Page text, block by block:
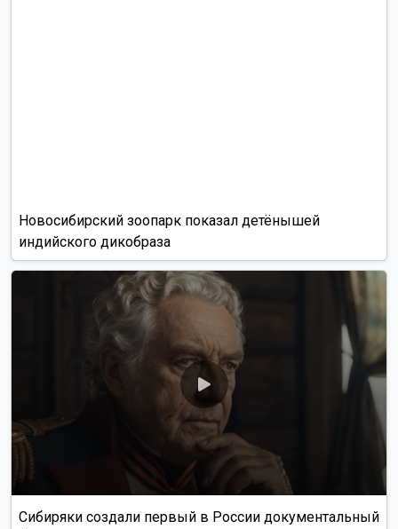
Новосибирский зоопарк показал детёнышей
индийского дикобраза
Сибиряки создали первый в России документальный